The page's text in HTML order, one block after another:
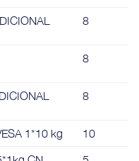
8
8
8
1*10 kg 10